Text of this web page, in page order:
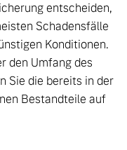
unsere
entscheiden,
Schadensfälle
Konditionen.
den Umfang des
Sie die bereits in der
Bestandteile auf